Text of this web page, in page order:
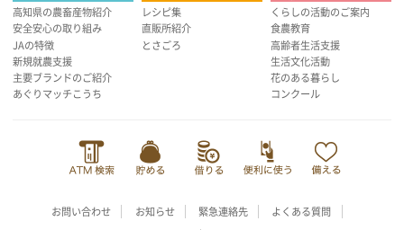
高知県の農畜産物紹介
安全安心の取り組み
JAの特徴
新規就農支援
主要ブランドのご紹介
あぐりマッチこうち
レシピ集
直販所紹介
とさごろ
くらしの活動のご案内
食農教育
高齢者生活支援
生活文化活動
花のある暮らし
コンクール
お問い合わせ お知らせ 緊急連絡先 よくある質問